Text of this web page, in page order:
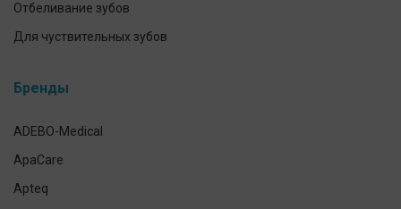
Отбеливание зубов
Для чуствительных зубов
Уход за зубными протезами
Бренды
ADEBO-Medical
ApaCare
Apteq